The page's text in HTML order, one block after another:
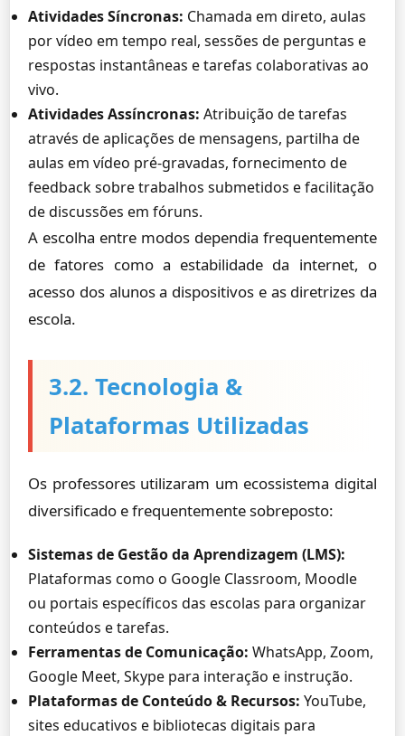
Atividades Síncronas: Chamada em direto, aulas
por vídeo em tempo real, sessões de perguntas e
respostas instantâneas e tarefas colaborativas ao
vivo.
Atividades Assíncronas: Atribuição de tarefas
através de aplicações de mensagens, partilha de
aulas em vídeo pré-gravadas, fornecimento de
feedback sobre trabalhos submetidos e facilitação
de discussões em fóruns.
A escolha entre modos dependia frequentemente
de fatores como a estabilidade da internet, o
acesso dos alunos a dispositivos e as diretrizes da
escola.
3.2. Tecnologia &
Plataformas Utilizadas
Os professores utilizaram um ecossistema digital
diversificado e frequentemente sobreposto:
Sistemas de Gestão da Aprendizagem (LMS):
Plataformas como o Google Classroom, Moodle
ou portais específicos das escolas para organizar
conteúdos e tarefas.
Ferramentas de Comunicação: WhatsApp, Zoom,
Google Meet, Skype para interação e instrução.
Plataformas de Conteúdo & Recursos: YouTube,
sites educativos e bibliotecas digitais para